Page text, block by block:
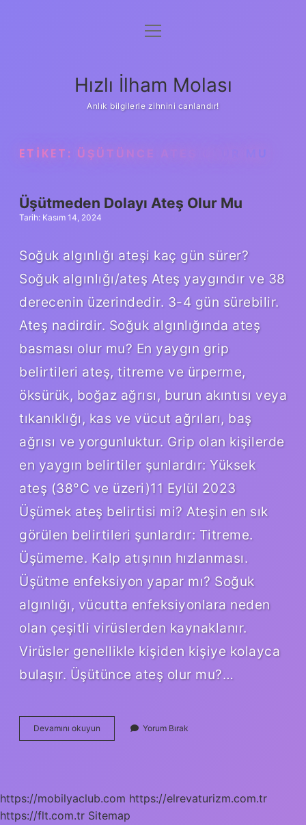
Anasayfa
Yasal Uyarı
menüyü
Hızlı İlham Molası
Anlık bilgilerle zihnini canlandır!
ETIKET: ÜŞÜTÜNCE ATEŞ OLUR MU
Üşütmeden Dolayı Ateş Olur Mu
Tarih: Kasım 14, 2024
Soğuk algınlığı ateşi kaç gün sürer?
Soğuk algınlığı/ateş Ateş yaygındır ve 38
derecenin üzerindedir. 3-4 gün sürebilir.
Ateş nadirdir. Soğuk algınlığında ateş
basması olur mu? En yaygın grip
belirtileri ateş, titreme ve ürperme,
öksürük, boğaz ağrısı, burun akıntısı veya
tıkanıklığı, kas ve vücut ağrıları, baş
ağrısı ve yorgunluktur. Grip olan kişilerde
en yaygın belirtiler şunlardır: Yüksek
ateş (38°C ve üzeri)11 Eylül 2023
Üşümek ateş belirtisi mi? Ateşin en sık
görülen belirtileri şunlardır: Titreme.
Üşümeme. Kalp atışının hızlanması.
Üşütme enfeksiyon yapar mı? Soğuk
algınlığı, vücutta enfeksiyonlara neden
olan çeşitli virüslerden kaynaklanır.
Virüsler genellikle kişiden kişiye kolayca
bulaşır. Üşütünce ateş olur mu?…
Devamını okuyun Üşütmeden
Dolayı
Yorum Bırak
https://mobilyaclub.com https://elrevaturizm.com.tr
https://flt.com.tr Sitemap